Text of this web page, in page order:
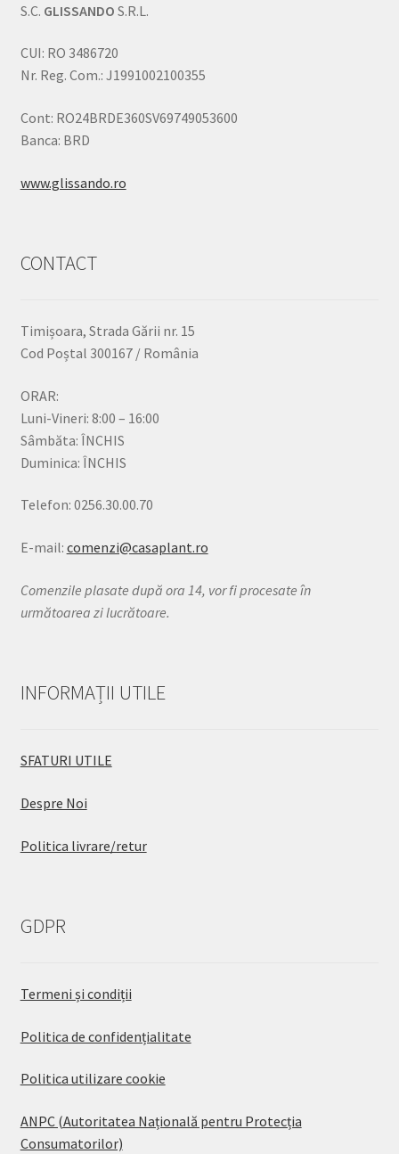
S.C. GLISSANDO S.R.L.
CUI: RO 3486720
Nr. Reg. Com.: J1991002100355
Cont: RO24BRDE360SV69749053600
Banca: BRD
www.glissando.ro
CONTACT
Timișoara, Strada Gării nr. 15
Cod Poștal 300167 / România
ORAR:
Luni-Vineri: 8:00 – 16:00
Sâmbăta: ÎNCHIS
Duminica: ÎNCHIS
Telefon: 0256.30.00.70
E-mail: comenzi@casaplant.ro
Comenzile plasate după ora 14, vor fi procesate în
următoarea zi lucrătoare.
INFORMAȚII UTILE
SFATURI UTILE
Despre Noi
Politica livrare/retur
GDPR
Termeni și condiții
Politica de confidențialitate
Politica utilizare cookie
ANPC (Autoritatea Națională pentru Protecția
Consumatorilor)